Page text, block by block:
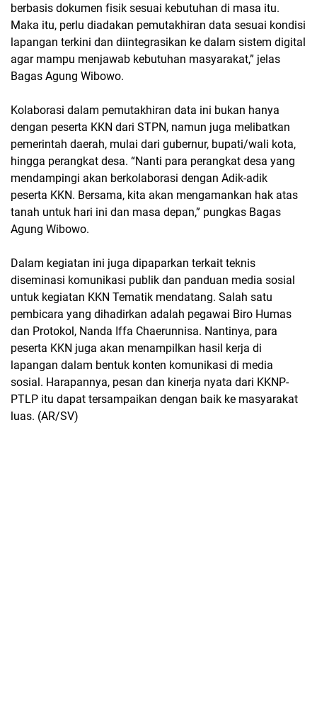
berbasis dokumen fisik sesuai kebutuhan di masa itu.
Maka itu, perlu diadakan pemutakhiran data sesuai kondisi
lapangan terkini dan diintegrasikan ke dalam sistem digital
agar mampu menjawab kebutuhan masyarakat,” jelas
Bagas Agung Wibowo.
Kolaborasi dalam pemutakhiran data ini bukan hanya
dengan peserta KKN dari STPN, namun juga melibatkan
pemerintah daerah, mulai dari gubernur, bupati/wali kota,
hingga perangkat desa. “Nanti para perangkat desa yang
mendampingi akan berkolaborasi dengan Adik-adik
peserta KKN. Bersama, kita akan mengamankan hak atas
tanah untuk hari ini dan masa depan,” pungkas Bagas
Agung Wibowo.
Dalam kegiatan ini juga dipaparkan terkait teknis
diseminasi komunikasi publik dan panduan media sosial
untuk kegiatan KKN Tematik mendatang. Salah satu
pembicara yang dihadirkan adalah pegawai Biro Humas
dan Protokol, Nanda Iffa Chaerunnisa. Nantinya, para
peserta KKN juga akan menampilkan hasil kerja di
lapangan dalam bentuk konten komunikasi di media
sosial. Harapannya, pesan dan kinerja nyata dari KKNP-
PTLP itu dapat tersampaikan dengan baik ke masyarakat
luas. (AR/SV)